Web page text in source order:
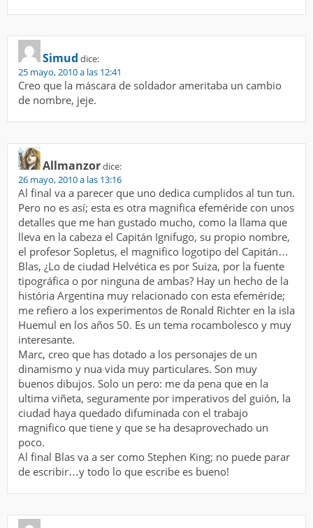
Simud dice:
25 mayo, 2010 a las 12:41
Creo que la máscara de soldador ameritaba un cambio
de nombre, jeje.
Allmanzordice:
26 mayo, 2010 a las 13:16
Al final va a parecer que uno dedica cumplidos al tun tun.
Pero no es así; esta es otra magnifica efeméride con unos
detalles que me han gustado mucho, como la llama que
lleva en la cabeza el Capitán Ignifugo, su propio nombre,
el profesor Sopletus, el magnifico logotipo del Capitán…
Blas, ¿Lo de ciudad Helvética es por Suiza, por la fuente
tipográfica o por ninguna de ambas? Hay un hecho de la
história Argentina muy relacionado con esta efeméride;
me refiero a los experimentos de Ronald Richter en la isla
Huemul en los años 50. Es un tema rocambolesco y muy
interesante.
Marc, creo que has dotado a los personajes de un
dinamismo y nua vida muy particulares. Son muy
buenos dibujos. Solo un pero: me da pena que en la
ultima viñeta, seguramente por imperativos del guión, la
ciudad haya quedado difuminada con el trabajo
magnifico que tiene y que se ha desaprovechado un
poco.
Al final Blas va a ser como Stephen King; no puede parar
de escribir…y todo lo que escribe es bueno!